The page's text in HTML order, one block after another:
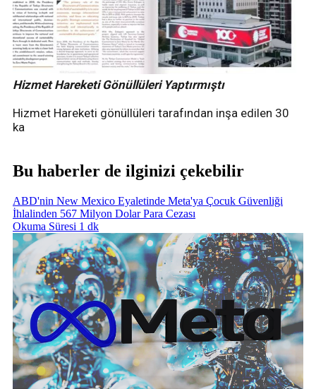
Hizmet Hareketi Gönüllüleri Yaptırmıştı
Hizmet Hareketi gönüllüleri tarafından inşa edilen 30
ka
Bu haberler de ilginizi çekebilir
ABD'nin New Mexico Eyaletinde Meta'ya Çocuk Güvenliği
İhlalinden 567 Milyon Dolar Para Cezası
Okuma Süresi 1 dk